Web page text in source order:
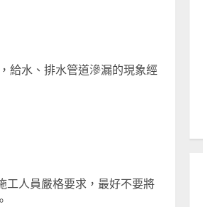
水、排水管道滲漏的現象經
工人員嚴格要求，最好不要將